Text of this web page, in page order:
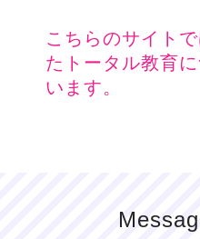
こちらのサイト
たトータル教育
います。